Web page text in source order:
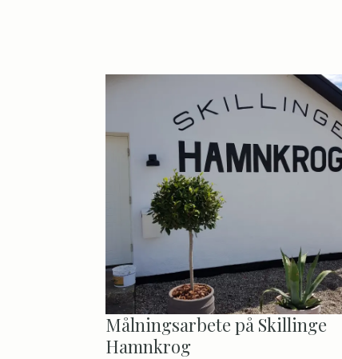
Målningsarbete på Skillinge
Hamnkrog